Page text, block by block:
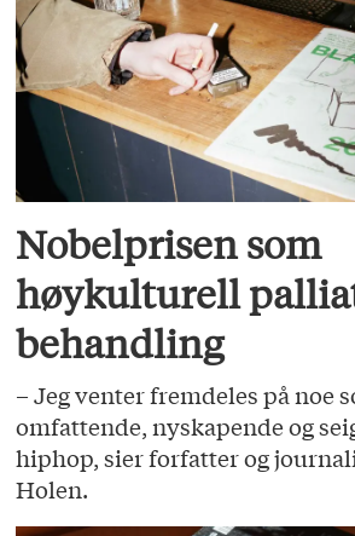
Nobelprisen som
høykulturell
behandling
– Jeg venter fremdeles på noe
omfattende, nyskapende og
hiphop, sier forfatter og
Holen.